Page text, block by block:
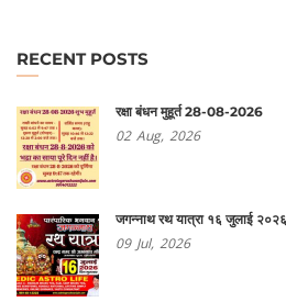
RECENT POSTS
रक्षा बंधन मुहूर्त 28-08-2026
02 Aug, 2026
जगन्नाथ रथ यात्रा १६ जुलाई २०२६
09 Jul, 2026